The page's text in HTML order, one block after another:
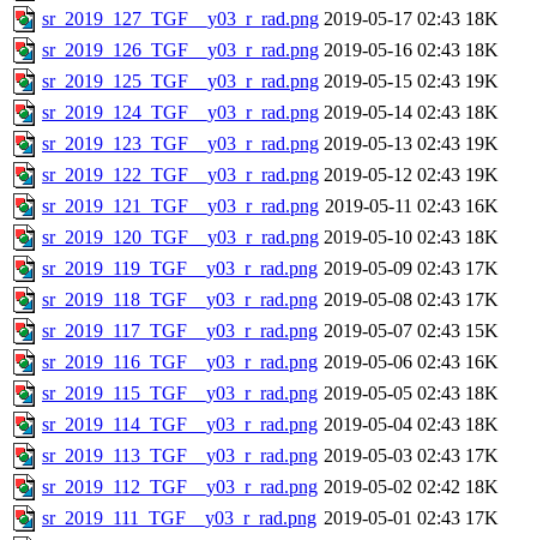
sr_2019_127_TGF__y03_r_rad.png 2019-05-17 02:43 18K
sr_2019_126_TGF__y03_r_rad.png 2019-05-16 02:43 18K
sr_2019_125_TGF__y03_r_rad.png 2019-05-15 02:43 19K
sr_2019_124_TGF__y03_r_rad.png 2019-05-14 02:43 18K
sr_2019_123_TGF__y03_r_rad.png 2019-05-13 02:43 19K
sr_2019_122_TGF__y03_r_rad.png 2019-05-12 02:43 19K
sr_2019_121_TGF__y03_r_rad.png 2019-05-11 02:43 16K
sr_2019_120_TGF__y03_r_rad.png 2019-05-10 02:43 18K
sr_2019_119_TGF__y03_r_rad.png 2019-05-09 02:43 17K
sr_2019_118_TGF__y03_r_rad.png 2019-05-08 02:43 17K
sr_2019_117_TGF__y03_r_rad.png 2019-05-07 02:43 15K
sr_2019_116_TGF__y03_r_rad.png 2019-05-06 02:43 16K
sr_2019_115_TGF__y03_r_rad.png 2019-05-05 02:43 18K
sr_2019_114_TGF__y03_r_rad.png 2019-05-04 02:43 18K
sr_2019_113_TGF__y03_r_rad.png 2019-05-03 02:43 17K
sr_2019_112_TGF__y03_r_rad.png 2019-05-02 02:42 18K
sr_2019_111_TGF__y03_r_rad.png 2019-05-01 02:43 17K